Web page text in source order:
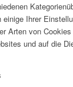
Ihrer
Arten von
und auf die